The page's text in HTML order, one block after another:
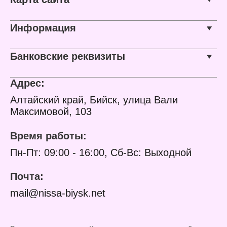
Базовые ноты: мускус,
дуб, ваниль
Информация
Банковские реквизиты
Адрес:
Алтайский край, Бийск, улица Вали
Максимовой, 103
Время работы:
Пн-Пт: 09:00 - 16:00, Сб-Вс: Выходной
Почта:
mail@nissa-biysk.net